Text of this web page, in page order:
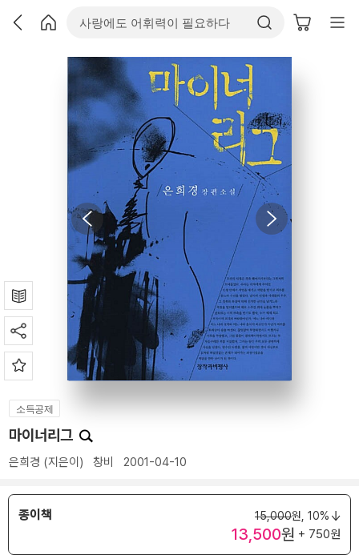
소득공제
마이너리그
은희경 (지은이) 창비 2001-04-10
종이책 15,000원, 10%
13,500원 + 750원